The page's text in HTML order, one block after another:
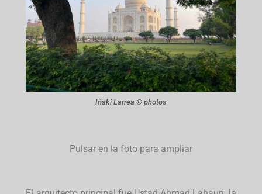
Iñaki Larrea © photos
Pulsar en la foto para ampliar